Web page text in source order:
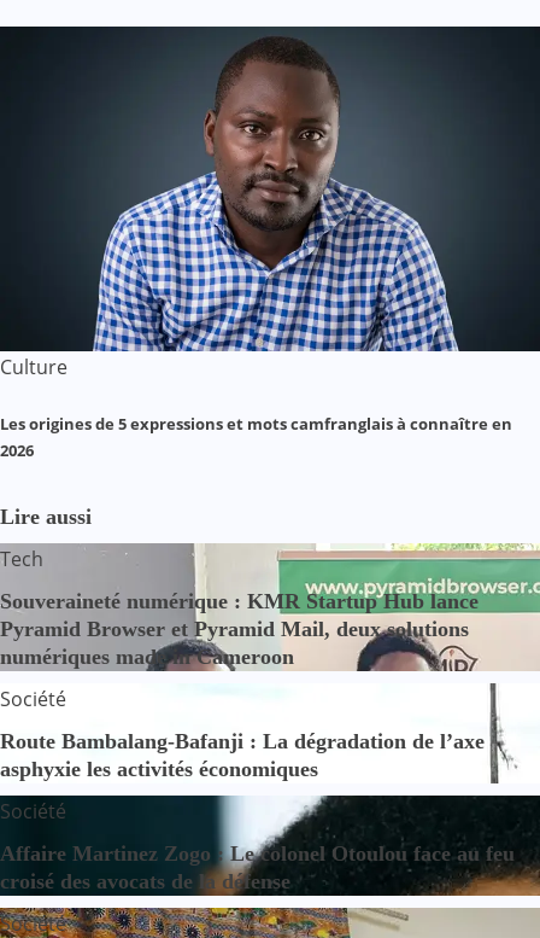
Culture
Les origines de 5 expressions et mots camfranglais à connaître en
2026
Lire aussi
Tech
Souveraineté numérique : KMR Startup Hub lance
Pyramid Browser et Pyramid Mail, deux solutions
numériques made in Cameroon
Société
Route Bambalang-Bafanji : La dégradation de l’axe
asphyxie les activités économiques
Société
Affaire Martinez Zogo : Le colonel Otoulou face au feu
croisé des avocats de la défense
Société